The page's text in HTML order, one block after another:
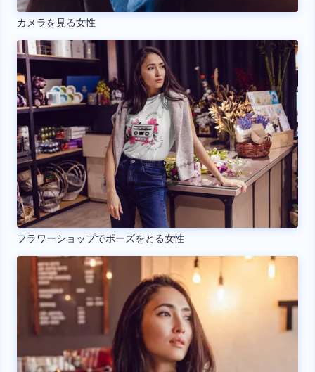
カメラを見る女性
フラワーショップでポーズをとる女性